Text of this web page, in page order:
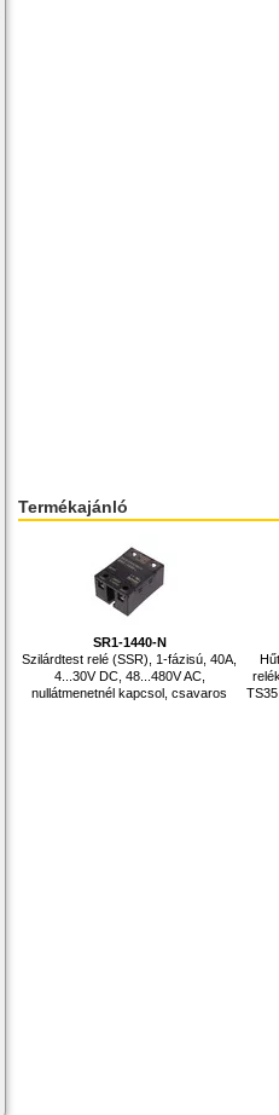
Termékajánló
SR1-1440-N
Szilárdtest relé (SSR), 1-fázisú, 40A,
4...30V DC, 48...480V AC,
nullátmenetnél kapcsol, csavaros